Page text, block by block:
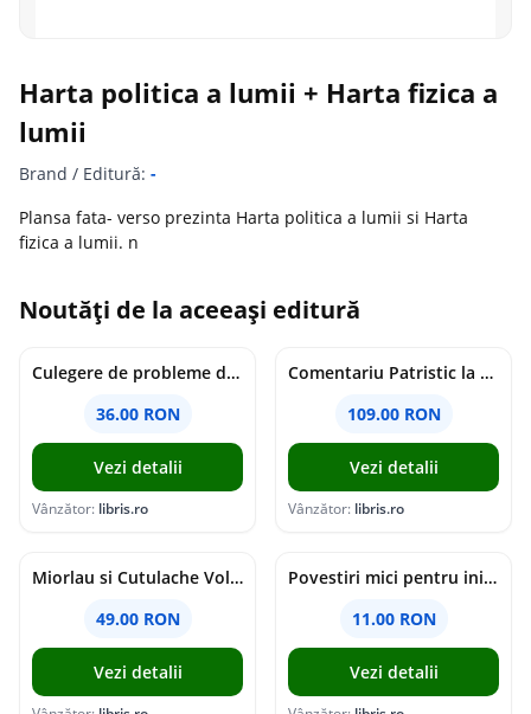
Harta politica a lumii + Harta fizica a
lumii
Brand / Editură: -
Plansa fata- verso prezinta Harta politica a lumii si Harta
fizica a lumii. n
Noutăți de la aceeași editură
Culegere de probleme de matematica - Clasa 8 - Ioana Monalisa Manea, Cristina Neagoe
36.00 RON
Vezi detalii
Vânzător: libris.ro
Comentariu Patristic la Scriptura. Vechiul Testament II. Geneza, 12-50 - George Claudiu Tutu, Mark Sheridan, Alexander Baumgarten, Thomas C. Oden
109.00 RON
Vezi detalii
Vânzător: libris.ro
Miorlau si Cutulache Vol.1: Cu bicicleta pana la Luna - Timo Parvela
49.00 RON
Vezi detalii
Povestiri mici pentru inimi mari - Adrian Chiaga, Cristina Chiaga
11.00 RON
Vezi detalii